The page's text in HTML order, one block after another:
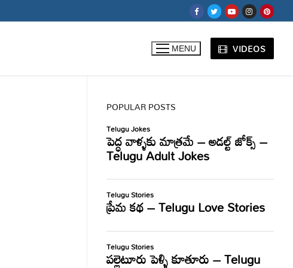
MENU VIDEOS
POPULAR POSTS